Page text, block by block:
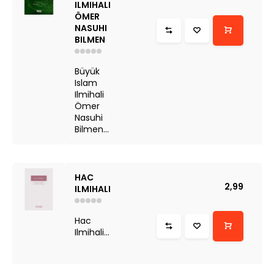
ILMIHALI
ÖMER
NASUHI
BILMEN
Büyük
Islam
Ilmihali
Ömer
Nasuhi
Bilmen...
HAC
ILMIHALI
Hac
Ilmihali...
2,99